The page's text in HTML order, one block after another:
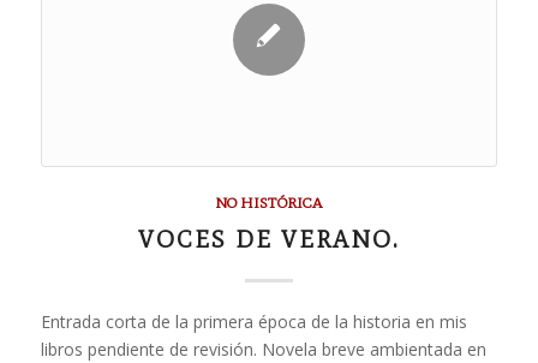
NO HISTÓRICA
VOCES DE VERANO.
Entrada corta de la primera época de la historia en mis
libros pendiente de revisión. Novela breve ambientada en